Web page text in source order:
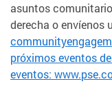
asuntos
derecha o envíenos
próximos eventos
eventos: